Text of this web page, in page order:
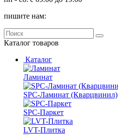
пишите нам:
Каталог товаров
Каталог
Ламинат
SPC-Ламинат (Кварцвинил)
SPC-Паркет
LVT-Плитка